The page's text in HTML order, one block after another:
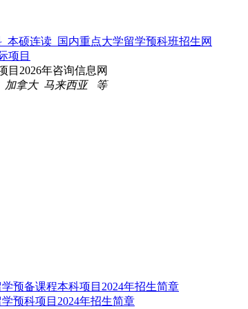
目2026年咨询信息网
加拿大 马来西亚 等
预备课程本科项目2024年招生简章
预科项目2024年招生简章